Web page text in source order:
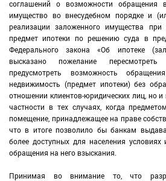
соглашений о возможности обращения
имущество во внесудебном порядке и
реализации заложенного имущества
предмет ипотеки по решению суда в
Федерального закона «Об ипотеке
высказано пожелание
предусмотреть возможность
недвижимость (предмет ипотеки) без
отношении клиентов-юридических лиц, но и
частности в тех случаях, когда
помещение, принадлежащее на праве
что в итоге позволило бы банкам
более доступных для населения
обращения на него взыскания.
Принимая во внимание то, что